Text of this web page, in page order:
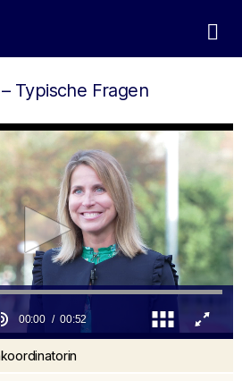
Typische Fragen
00:00 00:52